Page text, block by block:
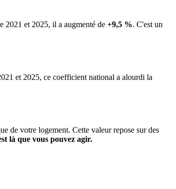
2021 et 2025, il a augmenté de +9,5 %. C'est un
et 2025, ce coefficient national a alourdi la
de votre logement. Cette valeur repose sur des
là que vous pouvez agir.